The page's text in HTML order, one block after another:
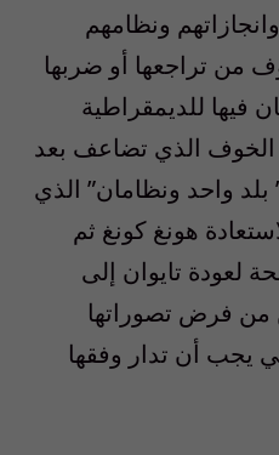
ونظامهم
من تراجعها أو ضربها
للديمقراطية
الخوف الذي تضاعف بعد
بلد واحد ونظامان” الذي
هونغ كونغ ثم
لعودة تايوان إلى
من فرض تصوراتها
يجب أن تدار وفقها